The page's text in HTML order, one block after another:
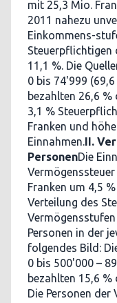
mit 25,3 Mio.
2011 nahezu
Einkommens-
Steuerpflichtigen
11,1 %. Die
0 bis 74'999
bezahlten 26,6 %
3,1 %
Franken und
Einnahmen.II.
PersonenDie
Franken um 4,5
Verteilung des
Personen in der
folgendes Bild:
0 bis 500'000 –
bezahlten 15,6 %
Die Personen